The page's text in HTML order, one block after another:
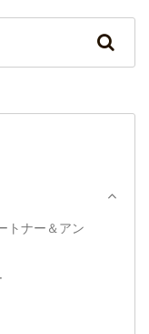
トナー＆アン